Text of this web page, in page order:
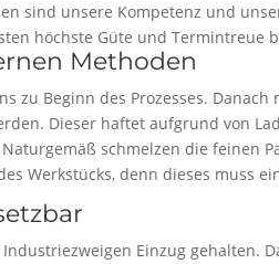
sind unsere Kompetenz und
höchste Güte und Termintreue
Methoden
zu Beginn des Prozesses.
Dieser haftet aufgrund von
schmelzen die feinen
Werkstücks, denn dieses muss
Einzug gehalten.